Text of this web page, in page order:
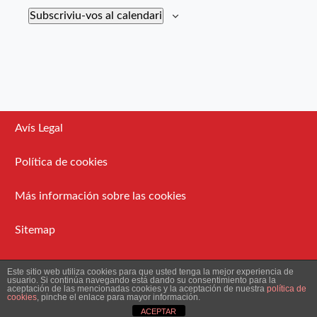
Subscriviu-vos al calendari
Avís Legal
Política de cookies
Más información sobre las cookies
Sitemap
Administració
2026 Ateneu Enciclopèdic Popular.
Este sitio web utiliza cookies para que usted tenga la mejor experiencia de
usuario. Si continúa navegando está dando su consentimiento para la
aceptación de las mencionadas cookies y la aceptación de nuestra política de
cookies, pinche el enlace para mayor información.
ACEPTAR